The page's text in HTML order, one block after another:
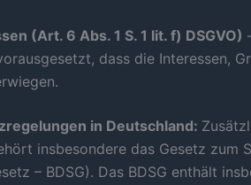
(Art. 6 Abs. 1 S. 1 lit. f) DSGVO)
dass die Interessen,
in Deutschland:
insbesondere das Gesetz
– BDSG). Das BDSG enthält